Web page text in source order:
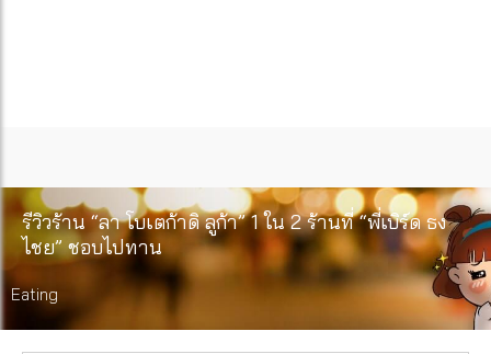
รีวิวร้าน “ลา โบเตก้าดิ ลูก้า” 1 ใน 2 ร้านที่ “พี่เบิร์ด ธง
ไชย” ชอบไปทาน
Eating